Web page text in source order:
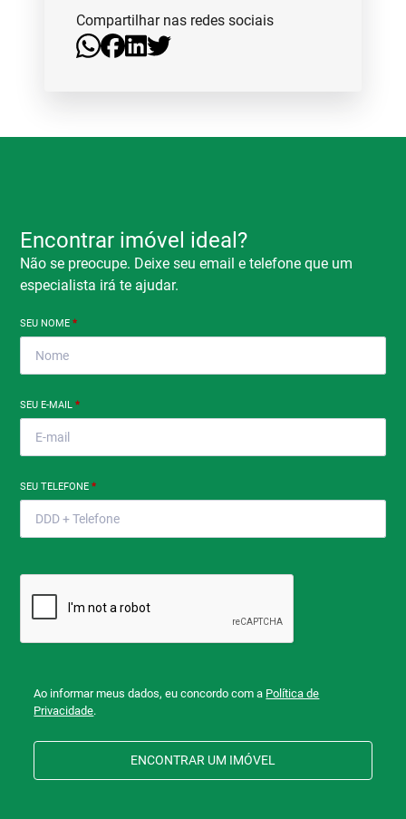
Compartilhar nas redes sociais
Encontrar imóvel ideal?
Não se preocupe. Deixe seu email e telefone que um
especialista irá te ajudar.
SEU NOME*
SEU E-MAIL*
SEU TELEFONE*
Ao informar meus dados, eu concordo com a Política de
Privacidade.
ENCONTRAR UM IMÓVEL